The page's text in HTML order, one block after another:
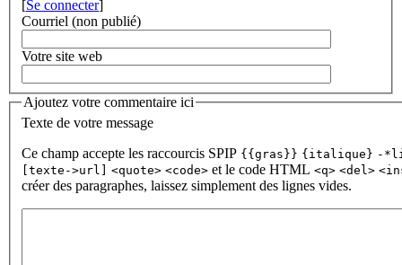
[Se connecter]
Courriel (non publié)
Votre site web
Ajoutez votre commentaire ici
Texte de votre message
Ce champ accepte les raccourcis SPIP {{gras}} {italique} -
[texte->url]
<quote> <code> et le code HTML <q> <del>
créer des paragraphes, laissez simplement des lignes vides.